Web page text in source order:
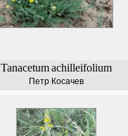
Tanacetumachilleifolium
Петр Косачев